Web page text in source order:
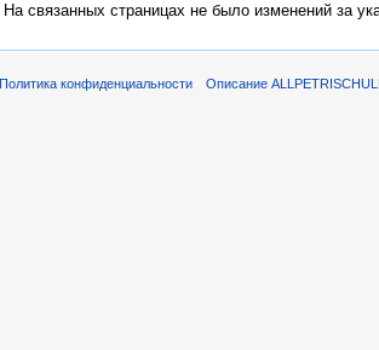
На связанных страницах не было изменений за
Политика конфиденциальности Описание